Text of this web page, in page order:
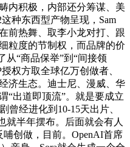
内积极，内部还分筹谋、美
种东西型产物呈现，Sam
前热舞、取李小龙对打、跟
粒度的节制权，而品牌的价
从“商品保举”到“间接领
权方取全球亿万创做者、
济生态。迪士尼、漫威、华
“出道即顶流”。就是要成立
曾经进化到10-15天出片、
就半年摆布。后面就会有人
创做，目前。OpenAI首席